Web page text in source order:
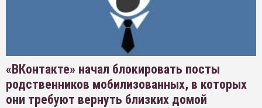
«ВКонтакте» начал блокировать посты
родственников мобилизованных, в которых
они требуют вернуть близких домой